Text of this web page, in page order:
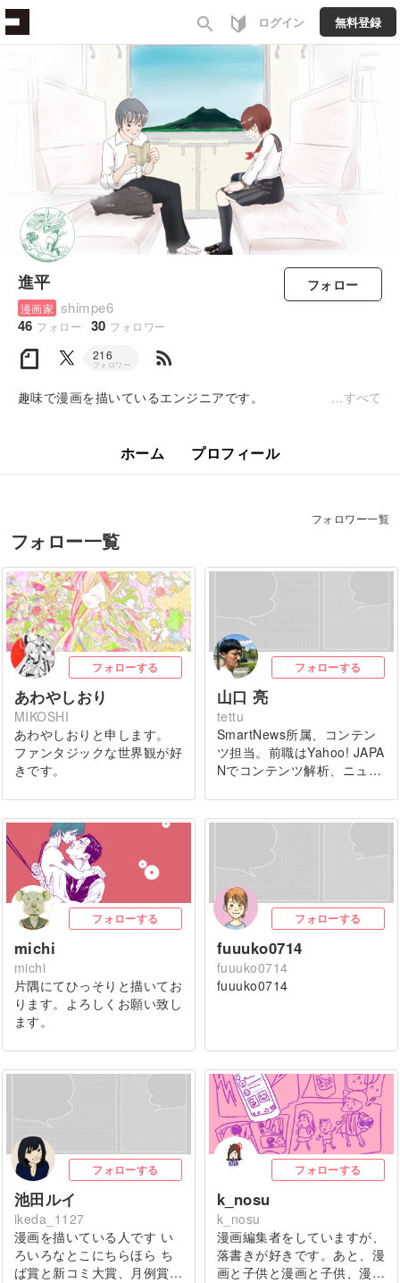
search ログイン 無料登録
進平
漫画家 shimpe6
46 フォロー 30 フォロワー
フォロー
216
フォロワー rss_feed
趣味で漫画を描いているエンジニアです。 すべて
ホーム プロフィール
フォロー一覧
フォロワー一覧
フォローする
あわやしおり
MIKOSHI
あわやしおりと申します。
ファンタジックな世界観が好
きです。
フォローする
山口 亮
tettu
SmartNews所属、コンテン
ツ担当。前職はYahoo! JAPA
Nでコンテンツ解析、ニュ…
フォローする
michi
michi
片隅にてひっそりと描いてお
ります。よろしくお願い致し
ます。
フォローする
fuuuko0714
fuuuko0714
fuuuko0714
フォローする
池田ルイ
ikeda_1127
漫画を描いている人です い
ろいろなとこにちらほら ち
ば賞と新コミ大賞、月例賞…
フォローする
k_nosu
k_nosu
漫画編集者をしていますが、
落書きが好きです。あと、漫
画と子供と漫画と子供、漫…